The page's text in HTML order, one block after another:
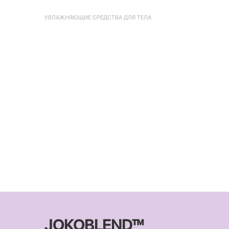
УВЛАЖНЯЮЩИЕ СРЕДСТВА ДЛЯ ТЕЛА
JOKOBLEND™